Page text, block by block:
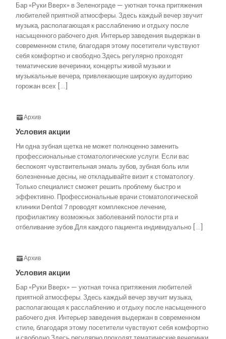
Бар «Руки Вверх» в Зеленограде — уютная точка притяжения
любителей приятной атмосферы. Здесь каждый вечер звучит
музыка, располагающая к расслаблению и отдыху после
насыщенного рабочего дня. Интерьер заведения выдержан в
современном стиле, благодаря этому посетители чувствуют
себя комфортно и свободно.Здесь регулярно проходят
тематические вечеринки, концерты живой музыки и
музыкальные вечера, привлекающие широкую аудиторию
горожан всех […]
Архив
Условия акции
Ни одна зубная щетка не может полноценно заменить
профессиональные стоматологические услуги. Если вас
беспокоят чувствительная эмаль зубов, зубная боль или
болезненные десны, не откладывайте визит к стоматологу.
Только специалист сможет решить проблему быстро и
эффективно. Профессиональные врачи стоматологической
клиники Dental 7 проводят комплексное лечение,
профилактику возможных заболеваний полости рта и
отбеливание зубов.Для каждого пациента индивидуально […]
Архив
Условия акции
Бар «Руки Вверх» — уютная точка притяжения любителей
приятной атмосферы. Здесь каждый вечер звучит музыка,
располагающая к расслаблению и отдыху после насыщенного
рабочего дня. Интерьер заведения выдержан в современном
стиле, благодаря этому посетители чувствуют себя комфортно